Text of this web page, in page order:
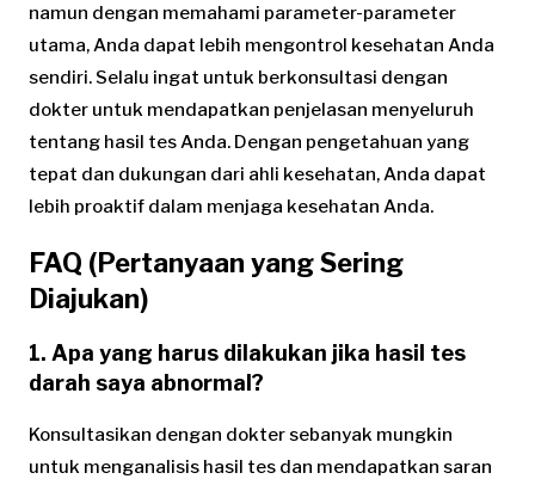
namun dengan memahami parameter-parameter
utama, Anda dapat lebih mengontrol kesehatan Anda
sendiri. Selalu ingat untuk berkonsultasi dengan
dokter untuk mendapatkan penjelasan menyeluruh
tentang hasil tes Anda. Dengan pengetahuan yang
tepat dan dukungan dari ahli kesehatan, Anda dapat
lebih proaktif dalam menjaga kesehatan Anda.
FAQ (Pertanyaan yang Sering
Diajukan)
1. Apa yang harus dilakukan jika hasil tes
darah saya abnormal?
Konsultasikan dengan dokter sebanyak mungkin
untuk menganalisis hasil tes dan mendapatkan saran